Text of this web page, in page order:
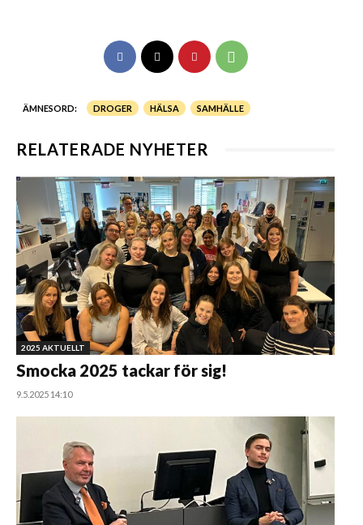
ÄMNESORD: DROGER HÄLSA SAMHÄLLE
RELATERADE NYHETER
2025 AKTUELLT
Smocka 2025 tackar för sig!
9.5.2025 14:10